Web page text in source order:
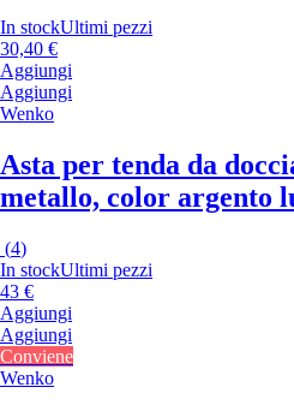
In stockUltimi pezzi
30,40 €
Aggiungi
Aggiungi
Wenko
Asta per tenda da
metallo, color argento
(4)
In stockUltimi pezzi
43 €
Aggiungi
Aggiungi
Conviene
Wenko